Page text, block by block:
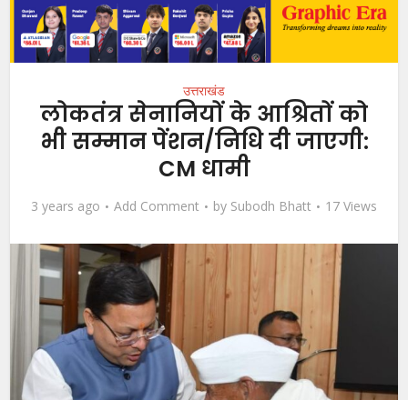
उत्तराखंड
लोकतंत्र सेनानियों के आश्रितों को
भी सम्मान पेंशन/निधि दी जाएगी:
CM धामी
3 years ago Add Comment by Subodh Bhatt 17 Views